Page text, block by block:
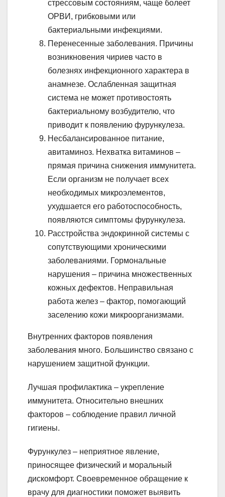
стрессовым состояниям, чаще болеет
ОРВИ, грибковыми или
бактериальными инфекциями.
Перенесенные заболевания. Причины
возникновения чириев часто в
болезнях инфекционного характера в
анамнезе. Ослабленная защитная
система не может противостоять
бактериальному возбудителю, что
приводит к появлению фурункулеза.
Несбалансированное питание,
авитаминоз. Нехватка витаминов –
прямая причина снижения иммунитета.
Если организм не получает всех
необходимых микроэлементов,
ухудшается его работоспособность,
появляются симптомы фурункулеза.
Расстройства эндокринной системы с
сопутствующими хроническими
заболеваниями. Гормональные
нарушения – причина множественных
кожных дефектов. Неправильная
работа желез – фактор, помогающий
заселению кожи микроорганизмами.
Внутренних факторов появления
заболевания много. Большинство связано с
нарушением защитной функции.
Лучшая профилактика – укрепление
иммунитета. Относительно внешних
факторов – соблюдение правил личной
гигиены.
Фурункулез – неприятное явление,
приносящее физический и моральный
дискомфорт. Своевременное обращение к
врачу для диагностики поможет выявить